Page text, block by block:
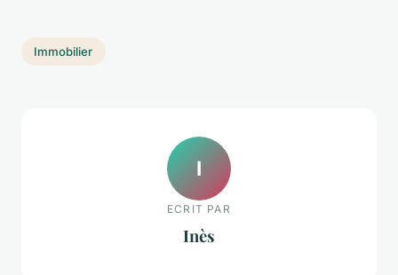
Immobilier
I
ECRIT PAR
Inès